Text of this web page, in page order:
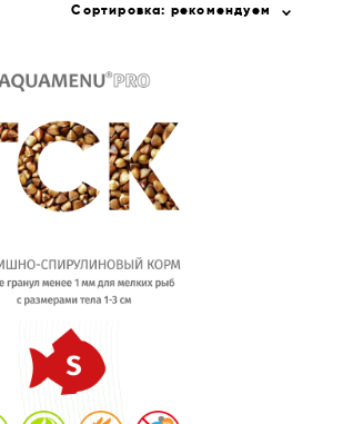
Сортировка: рекомендуем